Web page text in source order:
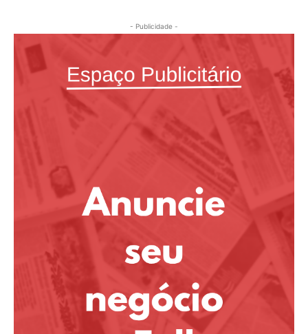
- Publicidade -